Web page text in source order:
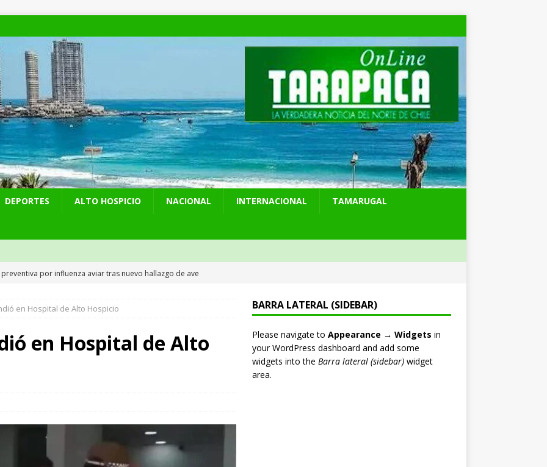
DEPORTES ALTO HOSPICIO NACIONAL INTERNACIONAL TAMARUGAL
por influenza aviar tras nuevo hallazgo de ave
detiene a pareja por microtráfico en el centro de Iquique
millonarios en el Gobierno: 46 funcionarios de
becados se les pago los estudios en el extranjero y nunca
en Hospital de Alto Hospicio
en Hospital de Alto
BARRA LATERAL (SIDEBAR)
Please navigate to Appearance → Widgets in
your WordPress dashboard and add some
widgets into the Barra lateral (sidebar)widget
area.